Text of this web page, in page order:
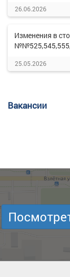
26.06.2026
Изменения в
25.05.2026
Вакансии